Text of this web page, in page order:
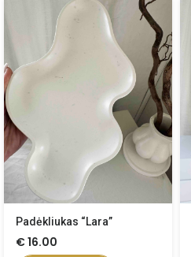
Padėkliukas “Lara”
€16.00